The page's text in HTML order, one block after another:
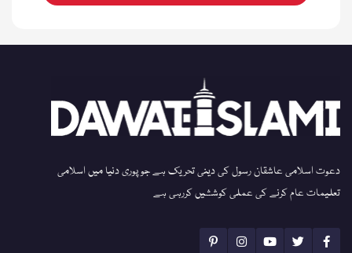
دعوت اسلامی عاشقان رسول کی دینی تحریک ہے جو پوری دنیا میں اسلامی
تعلیمات عام کرنے کی عملی کوششیں کررہی ہے